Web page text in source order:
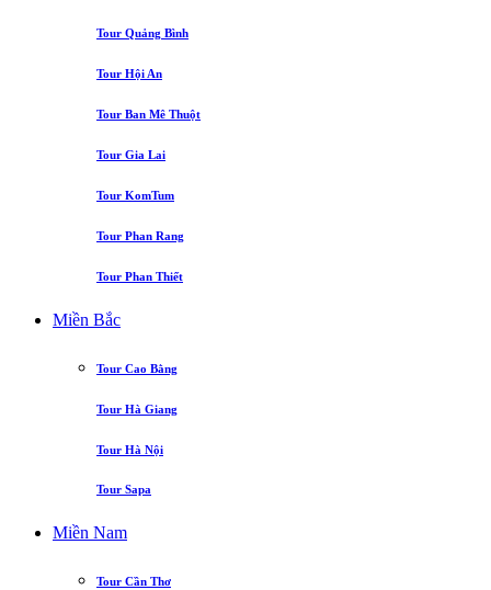
Tour Quảng Bình
Tour Hội An
Tour Ban Mê Thuột
Tour Gia Lai
Tour KomTum
Tour Phan Rang
Tour Phan Thiết
Miền Bắc
Tour Cao Bằng
Tour Hà Giang
Tour Hà Nội
Tour Sapa
Miền Nam
Tour Cần Thơ